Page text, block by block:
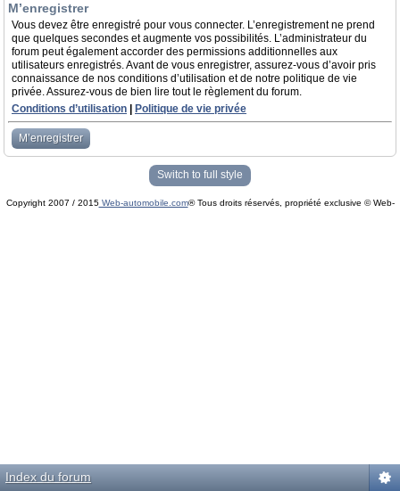
M’enregistrer
Vous devez être enregistré pour vous connecter. L’enregistrement ne prend
que quelques secondes et augmente vos possibilités. L’administrateur du
forum peut également accorder des permissions additionnelles aux
utilisateurs enregistrés. Avant de vous enregistrer, assurez-vous d’avoir pris
connaissance de nos conditions d’utilisation et de notre politique de vie
privée. Assurez-vous de bien lire tout le règlement du forum.
Conditions d’utilisation
Politique de vie privée
M’enregistrer
Switch to full style
Copyright 2007 / 2015Web-automobile.com® Tous droits réservés, propriété exclusive © Web-
Index du forum